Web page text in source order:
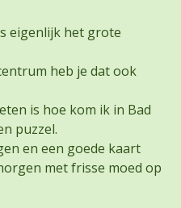
eigenlijk het grote
heb je dat ook
is hoe kom ik in Bad
puzzel.
en een goede kaart
met frisse moed op